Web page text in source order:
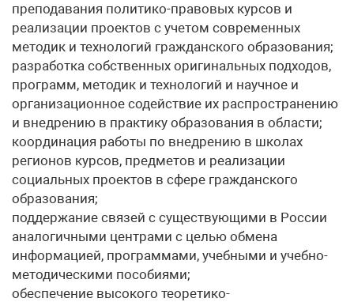
преподавания политико-правовых курсов и
реализации проектов с учетом современных
методик и технологий гражданского образования;
разработка собственных оригинальных подходов,
программ, методик и технологий и научное и
организационное содействие их распространению
и внедрению в практику образования в области;
координация работы по внедрению в школах
регионов курсов, предметов и реализации
социальных проектов в сфере гражданского
образования;
поддержание связей с существующими в России
аналогичными центрами с целью обмена
информацией, программами, учебными и учебно-
методическими пособиями;
обеспечение высокого теоретико-